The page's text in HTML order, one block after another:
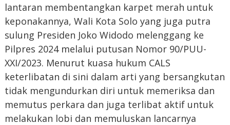
lantaran membentangkan karpet merah untuk
keponakannya, Wali Kota Solo yang juga putra
sulung Presiden Joko Widodo melenggang ke
Pilpres 2024 melalui putusan Nomor 90/PUU-
XXI/2023. Menurut kuasa hukum CALS
keterlibatan di sini dalam arti yang bersangkutan
tidak mengundurkan diri untuk memeriksa dan
memutus perkara dan juga terlibat aktif untuk
melakukan lobi dan memuluskan lancarnya